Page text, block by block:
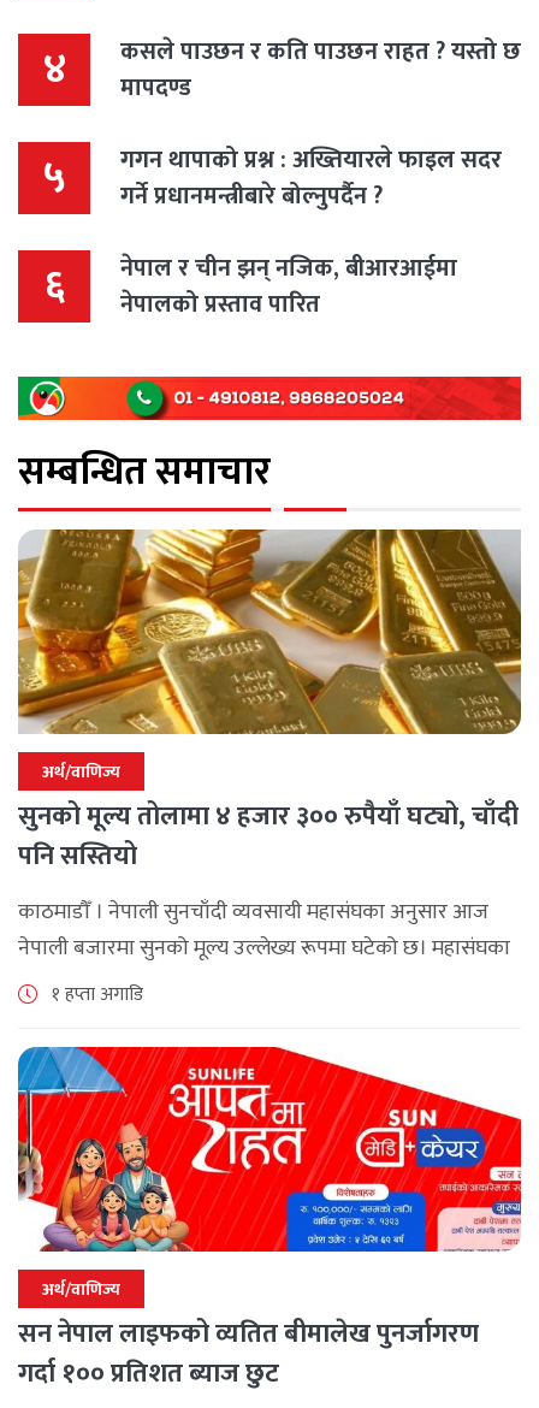
४
कसले पाउछन र कति पाउछन राहत ? यस्तो छ
मापदण्ड
५
गगन थापाको प्रश्न : अख्तियारले फाइल सदर
गर्ने प्रधानमन्त्रीबारे बोल्नुपर्दैन ?
६
नेपाल र चीन झन् नजिक, बीआरआईमा
नेपालको प्रस्ताव पारित
सम्बन्धित समाचार
अर्थ/वाणिज्य
सुनको मूल्य तोलामा ४ हजार ३०० रुपैयाँ घट्यो, चाँदी
पनि सस्तियो
काठमाडौँ । नेपाली सुनचाँदी व्यवसायी महासंघका अनुसार आज
नेपाली बजारमा सुनको मूल्य उल्लेख्य रूपमा घटेको छ। महासंघका
अनुसार छापावाल सुनको मूल्य आज प्रतितोला दुई लाख ८४ हजार
१ हप्ता अगाडि
अर्थ/वाणिज्य
सन नेपाल लाइफको व्यतित बीमालेख पुनर्जागरण
गर्दा १०० प्रतिशत ब्याज छुट